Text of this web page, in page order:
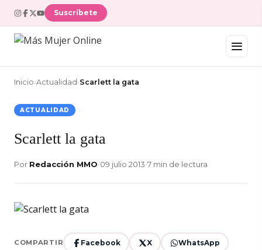
Suscríbete
Inicio›Actualidad ›Scarlett la gata
ACTUALIDAD
Scarlett la gata
Por Redacción MMO•09 julio 2013•7 min de lectura
COMPARTIR Facebook X WhatsApp